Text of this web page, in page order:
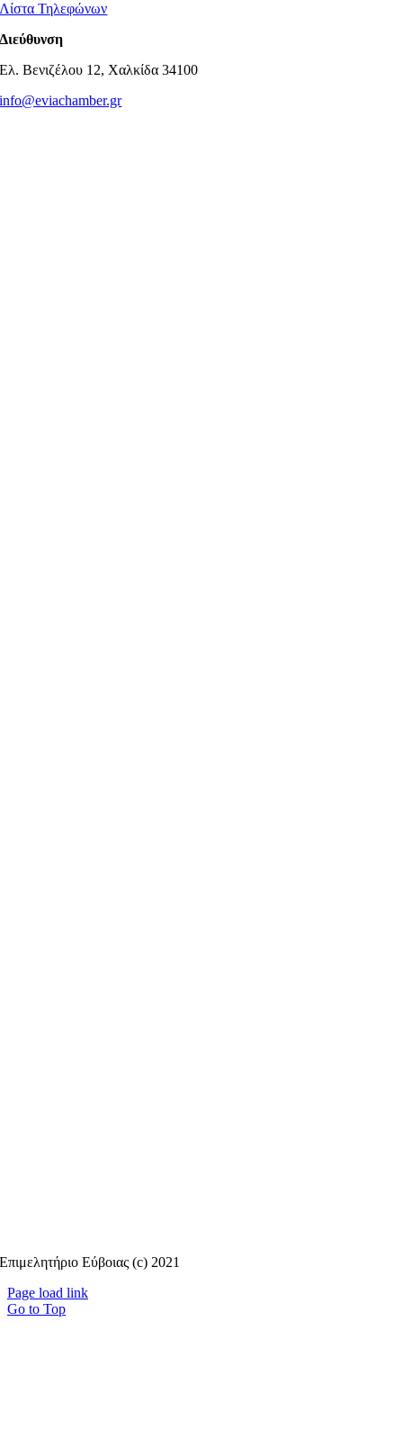
Λίστα Τηλεφώνων
Διεύθυνση
Ελ. Βενιζέλου 12, Χαλκίδα 34100
info@eviachamber.gr
Επιμελητήριο Εύβοιας (c) 2021
Page load link
Go to Top